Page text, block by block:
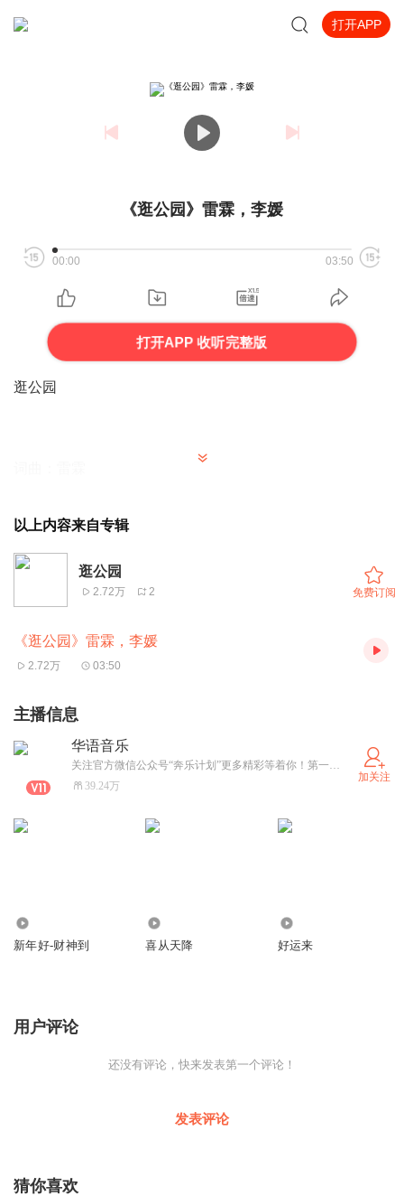
打开APP
《逛公园》雷霖，李媛
00:00 03:50
打开APP 收听完整版
逛公园
编曲：王彭 郭杨
推上你自己的滑板车
我们一起去公园游玩
闻闻春天里的百花香
这里有很多的小朋友
他在草地上面踢着球
我也想和他们玩
他们在草地上放风筝
我要看看风筝飞多高
以上内容来自专辑
逛公园
2.72万 2 免费订阅
《逛公园》雷霖，李媛
2.72万 03:50
主播信息
华语音乐
关注官方微信公众号“奔乐计划”更多精彩等着你！第一时间发布最新最潮的华语流行音乐，不容错过！
39.24万
加关注
新年好-财神到 喜从天降 好运来
用户评论
还没有评论，快来发表第一个评论！
发表评论
猜你喜欢